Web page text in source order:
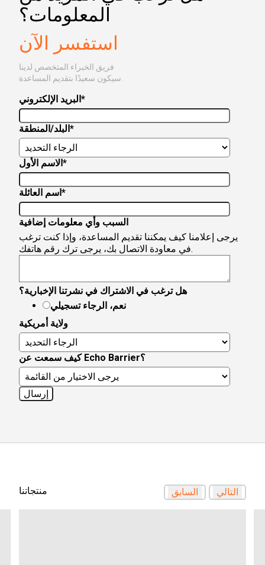
المعلومات؟
استفسر الآن
فريق الخبراء المتخصص لدينا
البريد الإلكتروني*
البلد/المنطقة*
الاسم الأول*
اسم العائلة*
السبب وأي معلومات إضافية
يرجى إعلامنا كيف يمكننا تقديم المساعدة، وإذا كنت ترغب
في معاودة الاتصال بك، يرجى ترك رقم هاتفك.
هل ترغب في الاشتراك في نشرتنا الإخبارية؟
نعم، الرجاء تسجيلي
ولاية أمريكية
كيف سمعت عن Echo Barrier؟
منتجاتنا السابق التالي